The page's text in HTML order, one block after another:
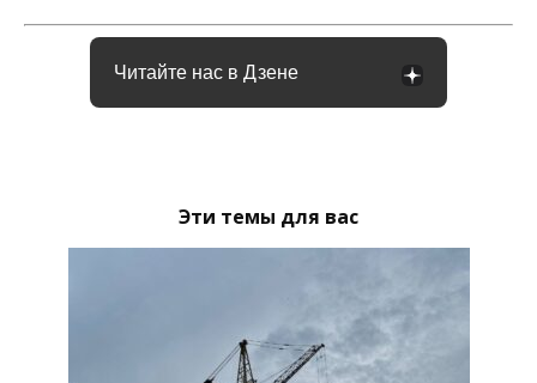
Читайте нас в Дзене
Эти темы для вас